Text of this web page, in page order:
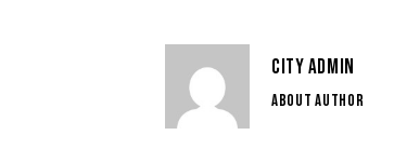
CITY ADMIN
ABOUT AUTHOR